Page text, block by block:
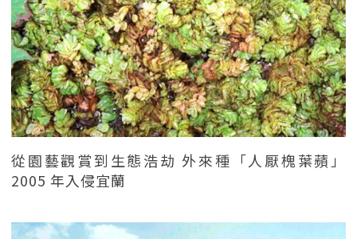
從園藝觀賞到生態浩劫 外來種「人厭槐葉蘋」
2005 年入侵宜蘭